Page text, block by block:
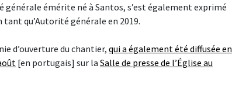
émérite né à Santos, s’est également exprimé
tant qu’Autorité générale en 2019.
d’ouverture du chantier,qui a également été diffusée en
[en portugais] sur la Salle de presse de l’Église au